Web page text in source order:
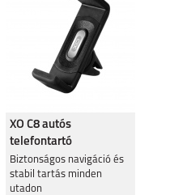
XO C8 autós
telefontartó
szellőzőrácsra, Fekete
Biztonságos navigáció és
stabil tartás minden
utadon